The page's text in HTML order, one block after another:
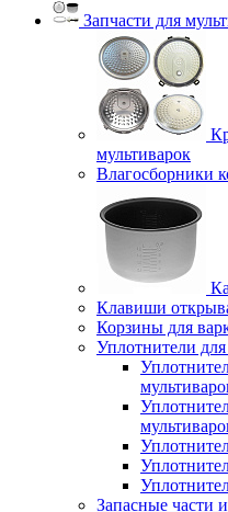
Запчасти для
мультиварок
Влагосборники
Клавиши
Корзины для
Уплотнители
Запасные части